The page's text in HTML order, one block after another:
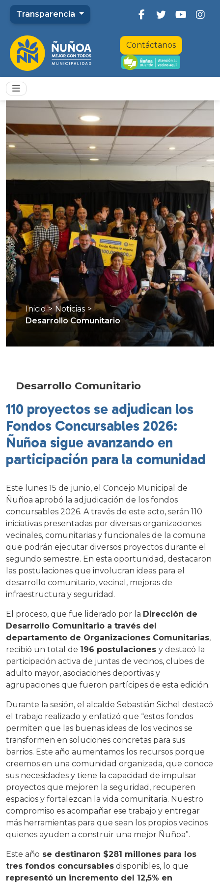
Transparencia
Contáctanos
Inicio > Noticias >
Desarrollo Comunitario
Desarrollo Comunitario
110 proyectos se adjudican los
Fondos Concursables 2026:
Ñuñoa sigue avanzando en
participación para la comunidad
Este lunes 15 de junio, el Concejo Municipal de
Ñuñoa aprobó la adjudicación de los fondos
concursables 2026. A través de este acto, serán 110
iniciativas presentadas por diversas organizaciones
vecinales, comunitarias y funcionales de la comuna
que podrán ejecutar diversos proyectos durante el
segundo semestre. En esta oportunidad, destacaron
las postulaciones que involucran ideas para el
desarrollo comunitario, vecinal, mejoras de
infraestructura y seguridad.
El proceso, que fue liderado por la Dirección de
Desarrollo Comunitario a través del
departamento de Organizaciones Comunitarias,
recibió un total de 196 postulaciones y destacó la
participación activa de juntas de vecinos, clubes de
adulto mayor, asociaciones deportivas y
agrupaciones que fueron partícipes de esta edición.
Durante la sesión, el alcalde Sebastián Sichel destacó
el trabajo realizado y enfatizó que “estos fondos
permiten que las buenas ideas de los vecinos se
transformen en soluciones concretas para sus
barrios. Este año aumentamos los recursos porque
creemos en una comunidad organizada, que conoce
sus necesidades y tiene la capacidad de impulsar
proyectos que mejoren la seguridad, recuperen
espacios y fortalezcan la vida comunitaria. Nuestro
compromiso es acompañar ese trabajo y entregar
más herramientas para que sean los propios vecinos
quienes ayuden a construir una mejor Ñuñoa”.
Este año se destinaron $281 millones para los
tres fondos concursables disponibles, lo que
representó un incremento del 12,5% en